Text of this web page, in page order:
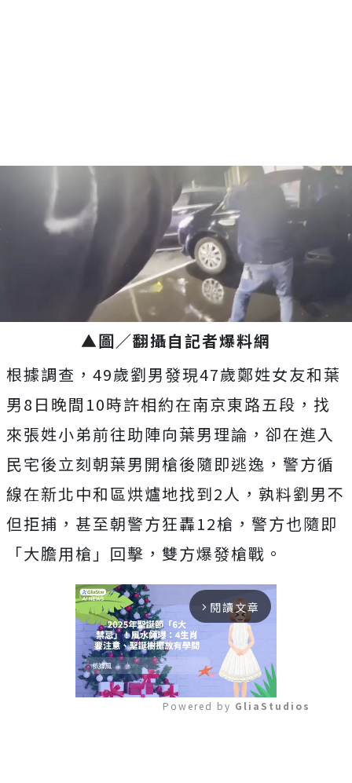
▲圖／翻攝自記者爆料網
根據調查，49歲劉男發現47歲鄭姓女友和葉
男8日晚間10時許相約在南京東路五段，找
來張姓小弟前往助陣向葉男理論，卻在進入
民宅後立刻朝葉男開槍後隨即逃逸，警方循
線在新北中和區烘爐地找到2人，孰料劉男不
但拒捕，甚至朝警方狂轟12槍，警方也隨即
「大膽用槍」回擊，雙方爆發槍戰。
arrow_forward_ios 閱讀文章
Powered by GliaStudios